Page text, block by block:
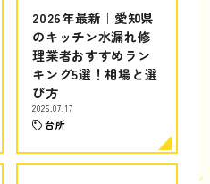
2026年最新｜愛知県
のキッチン水漏れ修
理業者おすすめラン
キング5選！相場と選
び方
2026.07.17
台所